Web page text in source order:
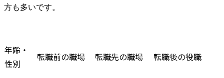
志望動機の深堀り
方も多いです。
年齢・
性別
転職前の職場 転職先の職場 転職後の役職